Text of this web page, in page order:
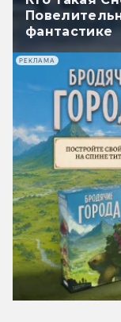
фантастике
РЕКЛАМА